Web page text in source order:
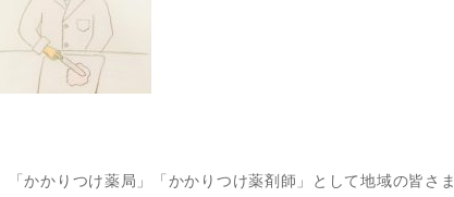
かかりつけ薬局」「かかりつけ薬剤師」として地域の皆さま